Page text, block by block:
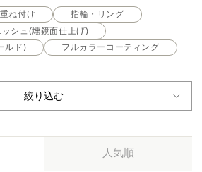
重ね付け
指輪・リング
シュ(燻鏡面仕上げ)
ルド)
フルカラーコーティング
絞り込む
人気順